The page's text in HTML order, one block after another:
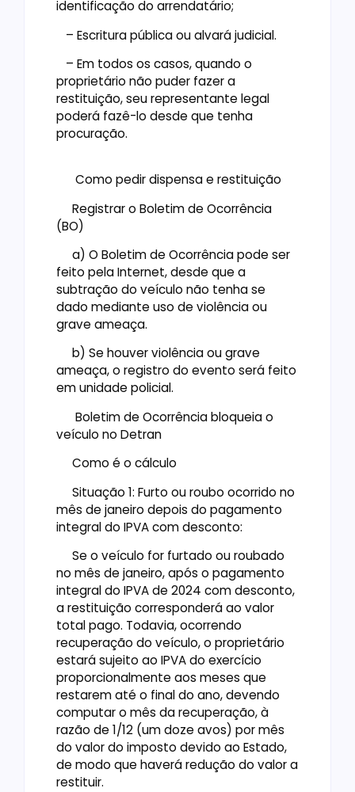
identificação do arrendatário;
– Escritura pública ou alvará judicial.
– Em todos os casos, quando o
proprietário não puder fazer a
restituição, seu representante legal
poderá fazê-lo desde que tenha
procuração.
Como pedir dispensa e restituição
Registrar o Boletim de Ocorrência
(BO)
a) O Boletim de Ocorrência pode ser
feito pela Internet, desde que a
subtração do veículo não tenha se
dado mediante uso de violência ou
grave ameaça.
b) Se houver violência ou grave
ameaça, o registro do evento será feito
em unidade policial.
Boletim de Ocorrência bloqueia o
veículo no Detran
Como é o cálculo
Situação 1: Furto ou roubo ocorrido no
mês de janeiro depois do pagamento
integral do IPVA com desconto:
Se o veículo for furtado ou roubado
no mês de janeiro, após o pagamento
integral do IPVA de 2024 com desconto,
a restituição corresponderá ao valor
total pago. Todavia, ocorrendo
recuperação do veículo, o proprietário
estará sujeito ao IPVA do exercício
proporcionalmente aos meses que
restarem até o final do ano, devendo
computar o mês da recuperação, à
razão de 1/12 (um doze avos) por mês
do valor do imposto devido ao Estado,
de modo que haverá redução do valor a
restituir.